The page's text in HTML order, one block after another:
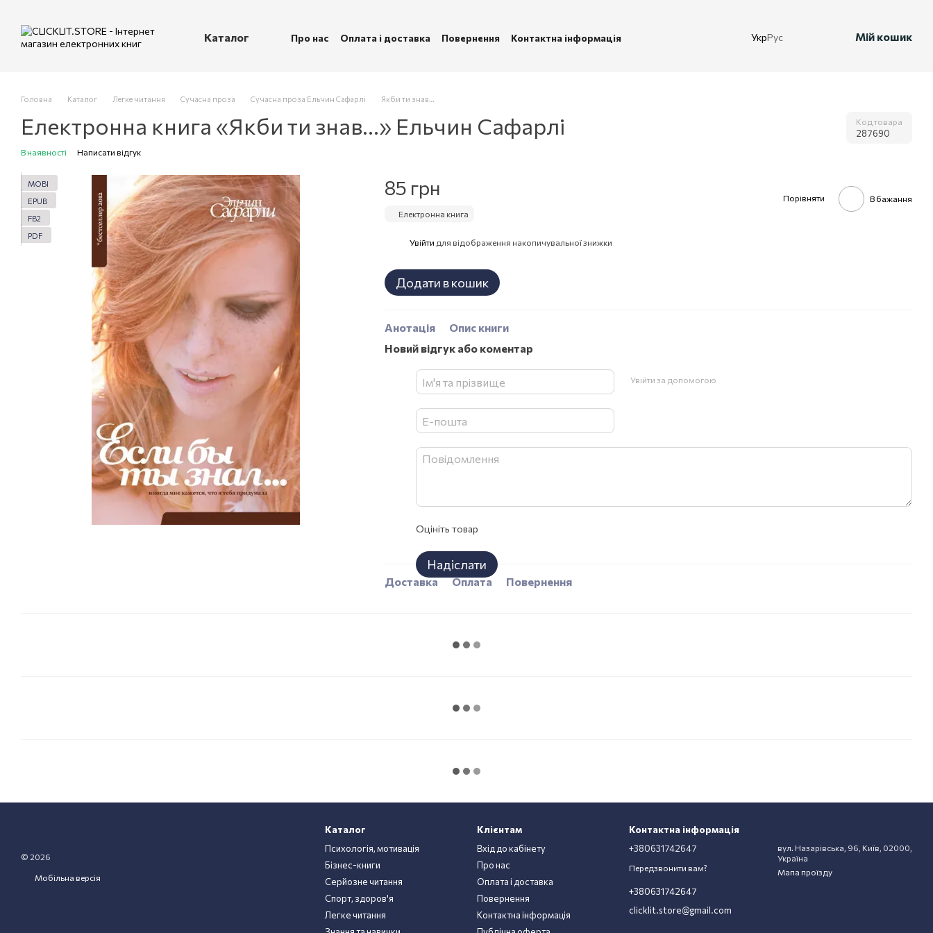
Каталог Про нас Оплата і доставка Повернення
Контактна інформація
УкрРус Мій кошик
Головна Каталог Легке читання Сучасна проза Сучасна проза Ельчин Сафарлі Якби ти знав…
Електронна книга «Якби ти знав…» Ельчин Сафарлі Код товара
287690
В наявності Написати відгук
MOBI
EPUB
FB2
PDF
85 грн
Електронна книга
Порівняти В бажання
Увійти для відображення накопичувальної знижки
Додати в кошик
Анотація
Опис книги
Новий відгук або коментар
Увійти за допомогою
Оцініть товар
Надіслати
Доставка Оплата Повернення
© 2026
Мобільна версія
Каталог
Психологія, мотивація
Бізнес-книги
Серйозне читання
Спорт, здоров'я
Легке читання
Клієнтам
Вхід до кабінету
Про нас
Оплата і доставка
Повернення
Контактна інформація
Контактна інформація
+380631742647
Передзвонити вам?
+380631742647
clicklit.store@gmail.com
вул. Назарівська, 96, Київ, 02000,
Україна
Мапа проїзду